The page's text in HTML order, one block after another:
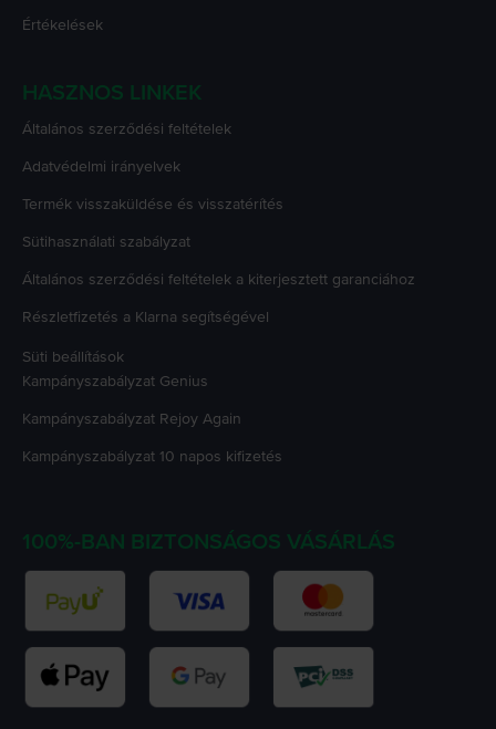
Értékelések
HASZNOS LINKEK
Általános szerződési feltételek
Adatvédelmi irányelvek
Termék visszaküldése és visszatérítés
Sütihasználati szabályzat
Általános szerződési feltételek a kiterjesztett garanciához
Részletfizetés a Klarna segítségével
Süti beállítások
Kampányszabályzat Genius
Kampányszabályzat Rejoy Again
Kampányszabályzat 10 napos kifizetés
100%-BAN BIZTONSÁGOS VÁSÁRLÁS